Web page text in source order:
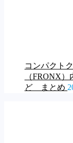
コンパクト
（FRONX
ど まとめ